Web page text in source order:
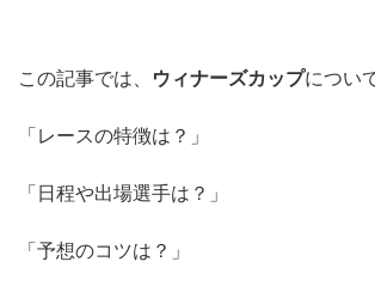
この記事では、 ウィナーズカップについ
「レースの特徴は？」
「日程や出場選手は？」
「予想のコツは？」